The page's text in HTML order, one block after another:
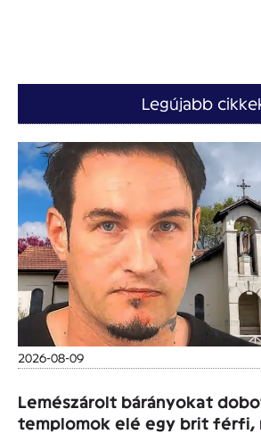
Legújabb
2026-08-09
Lemészárolt bárányokat
templomok elé egy brit férfi,